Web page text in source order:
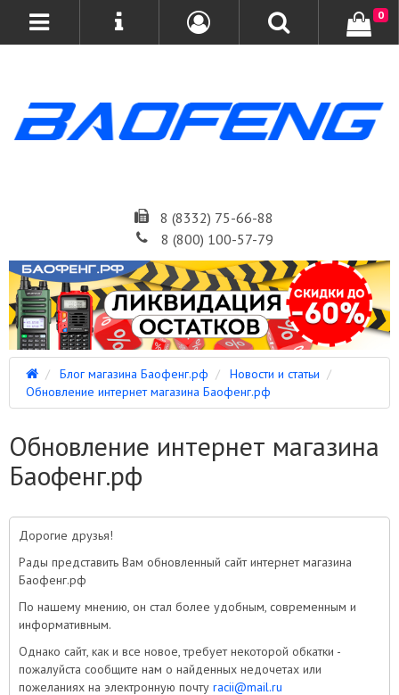
8 (8332) 75-66-88
8 (800) 100-57-79
0
Блог магазина Баофенг.рф
Новости и статьи
Обновление интернет магазина Баофенг.рф
Обновление интернет магазина
Баофенг.рф
Дорогие друзья!
Рады представить Вам обновленный сайт интернет магазина
Баофенг.рф
По нашему мнению, он стал более удобным, современным и
информативным.
Однако сайт, как и все новое, требует некоторой обкатки -
пожалуйста сообщите нам о найденных недочетах или
пожеланиях на электронную почту racii@mail.ru